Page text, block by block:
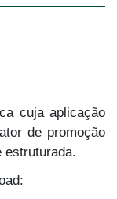
cuja aplicação
de promoção
estruturada.